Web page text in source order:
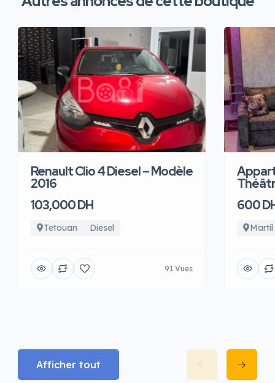
Renault Clio 4 Diesel – Modèle
2016
103,000 DH
Tetouan Diesel
91 Vues
600
Martil
Afficher tout